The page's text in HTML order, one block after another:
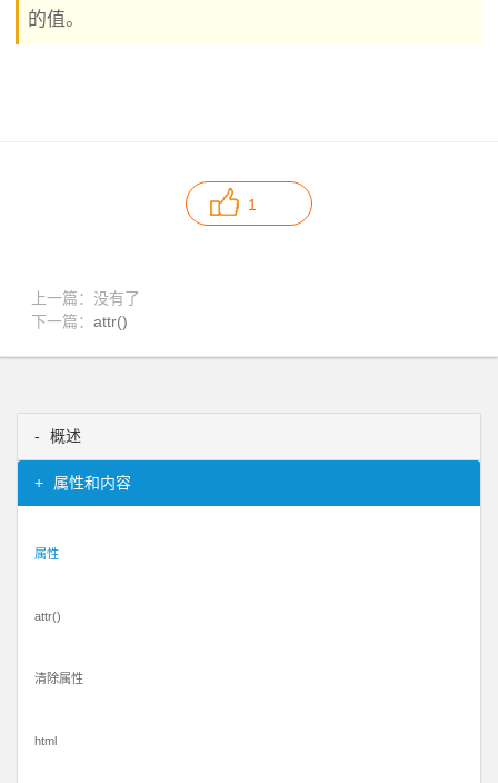
的值。
1
上一篇：没有了
下一篇： attr()
概述
属性和内容
属性
attr()
清除属性
html